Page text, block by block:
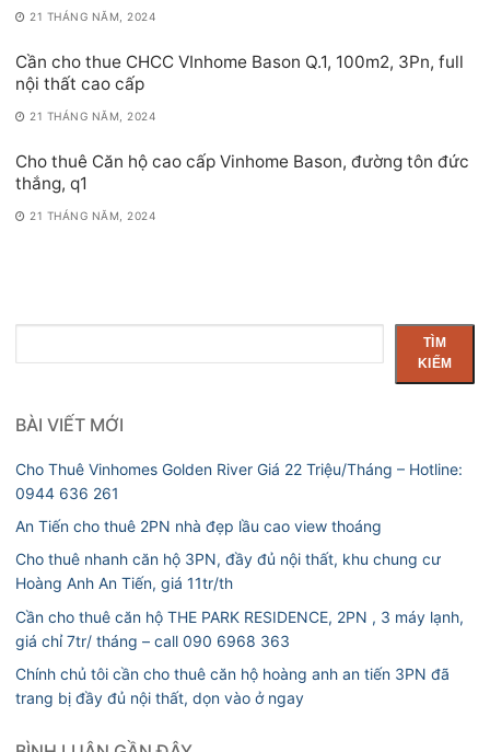
21 THÁNG NĂM, 2024
Cần cho thue CHCC VInhome Bason Q.1, 100m2, 3Pn, full
nội thất cao cấp
21 THÁNG NĂM, 2024
Cho thuê Căn hộ cao cấp Vinhome Bason, đường tôn đức
thắng, q1
21 THÁNG NĂM, 2024
kiếm
TÌM
KIẾM
BÀI VIẾT MỚI
Cho Thuê Vinhomes Golden River Giá 22 Triệu/Tháng – Hotline:
0944 636 261
An Tiến cho thuê 2PN nhà đẹp lầu cao view thoáng
Cho thuê nhanh căn hộ 3PN, đầy đủ nội thất, khu chung cư
Hoàng Anh An Tiến, giá 11tr/th
Cần cho thuê căn hộ THE PARK RESIDENCE, 2PN , 3 máy lạnh,
giá chỉ 7tr/ tháng – call 090 6968 363
Chính chủ tôi cần cho thuê căn hộ hoàng anh an tiến 3PN đã
trang bị đầy đủ nội thất, dọn vào ở ngay